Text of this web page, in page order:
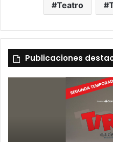
Teatro
Publicaciones